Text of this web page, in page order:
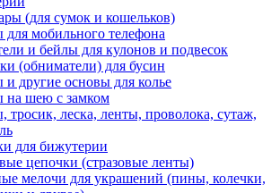
(для сумок и кошельков)
мобильного телефона
и бейлы для кулонов и подвесок
(обниматели) для бусин
и другие основы для колье
шею с замком
леска, ленты, проволока, сутаж,
для бижутерии
цепочки (стразовые ленты)
мелочи для украшений (пины, колечки,